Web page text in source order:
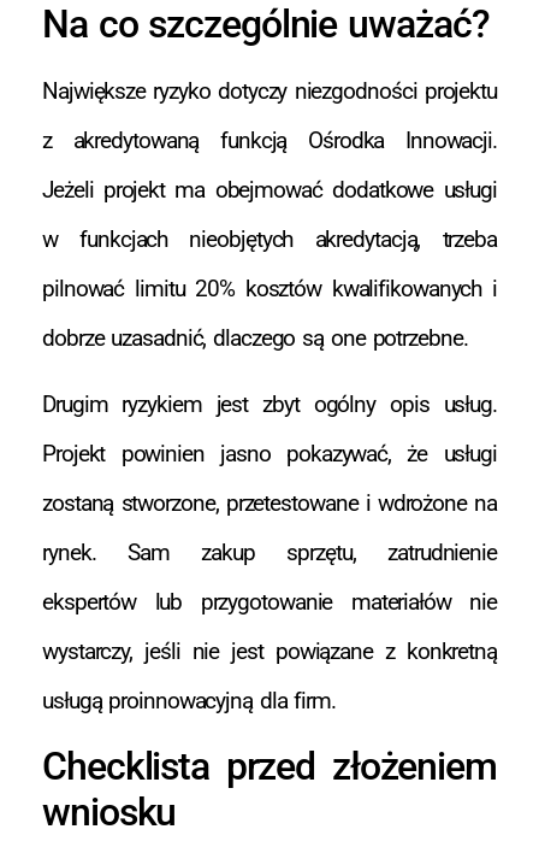
Na co szczególnie uważać?
Największe ryzyko dotyczy niezgodności projektu
z akredytowaną funkcją Ośrodka Innowacji.
Jeżeli projekt ma obejmować dodatkowe usługi
w funkcjach nieobjętych akredytacją, trzeba
pilnować limitu 20% kosztów kwalifikowanych i
dobrze uzasadnić, dlaczego są one potrzebne.
Drugim ryzykiem jest zbyt ogólny opis usług.
Projekt powinien jasno pokazywać, że usługi
zostaną stworzone, przetestowane i wdrożone na
rynek. Sam zakup sprzętu, zatrudnienie
ekspertów lub przygotowanie materiałów nie
wystarczy, jeśli nie jest powiązane z konkretną
usługą proinnowacyjną dla firm.
Checklista przed złożeniem
wniosku